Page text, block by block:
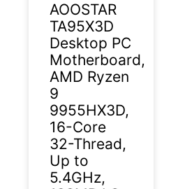
AOOSTAR
TA95X3D
Desktop PC
Motherboard,
AMD Ryzen
9
9955HX3D,
16-Core
32-Thread,
Up to
5.4GHz,